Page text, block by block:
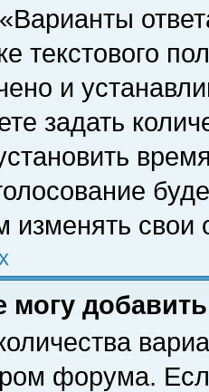
текстового
и
задать
изменять свои
могу
форума.